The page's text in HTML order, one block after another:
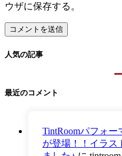
ウザに保存する。
人気の記事
最近のコメント
TintRoomパフォ
が登場！！イラス